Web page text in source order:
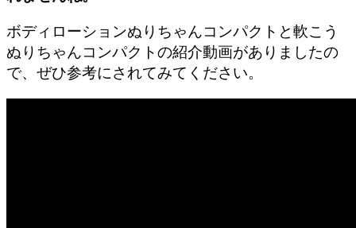
ボディローションぬりちゃんコンパクトと軟こう
ぬりちゃんコンパクトの紹介動画がありましたの
で、ぜひ参考にされてみてください。